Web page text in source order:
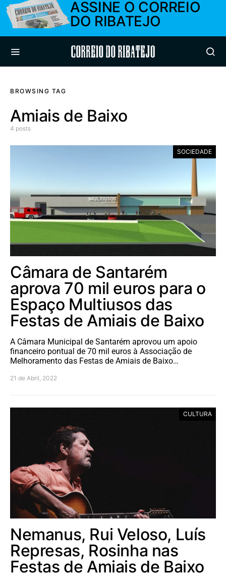
ASSINE O CORREIO
DO RIBATEJO
Correio do Ribatejo
BROWSING TAG
Amiais de Baixo
4 posts
SOCIEDADE
Câmara de Santarém
aprova 70 mil euros para o
Espaço Multiusos das
Festas de Amiais de Baixo
A Câmara Municipal de Santarém aprovou um apoio
financeiro pontual de 70 mil euros à Associação de
Melhoramento das Festas de Amiais de Baixo…
21 de Abril, 2022
CULTURA
Nemanus, Rui Veloso, Luís
Represas, Rosinha nas
Festas de Amiais de Baixo